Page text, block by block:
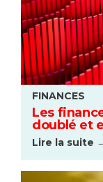
FINANCES
Les
doublé et
Lire la suite